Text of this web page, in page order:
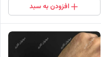
افزودن به سبد